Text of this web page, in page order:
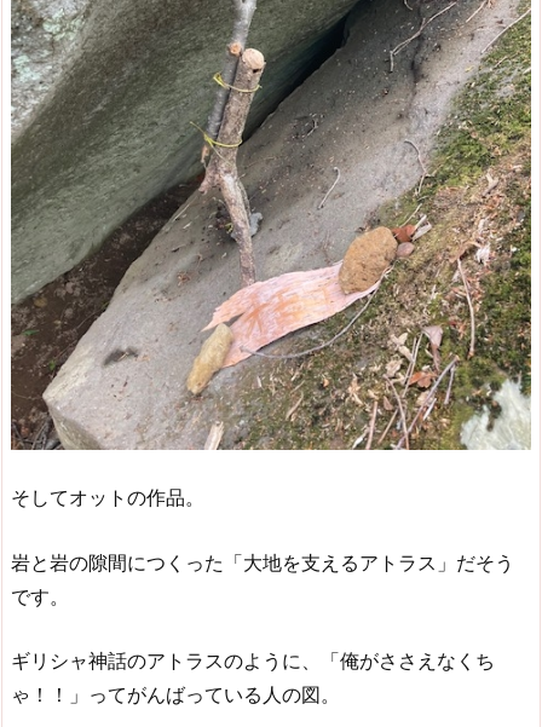
そしてオットの作品。
岩と岩の隙間につくった「大地を支えるアトラス」だそう
です。
ギリシャ神話のアトラスのように、「俺がささえなくち
ゃ！！」ってがんばっている人の図。